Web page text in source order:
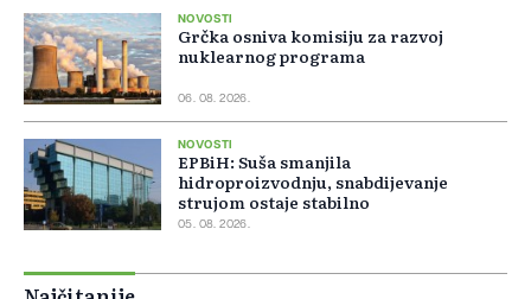
NOVOSTI
Grčka osniva komisiju za razvoj
nuklearnog programa
06. 08. 2026.
NOVOSTI
EPBiH: Suša smanjila
hidroproizvodnju, snabdijevanje
strujom ostaje stabilno
05. 08. 2026.